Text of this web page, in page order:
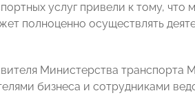
услуг привели к тому, что
полноценно осуществлять
Министерства транспорта
бизнеса и сотрудниками